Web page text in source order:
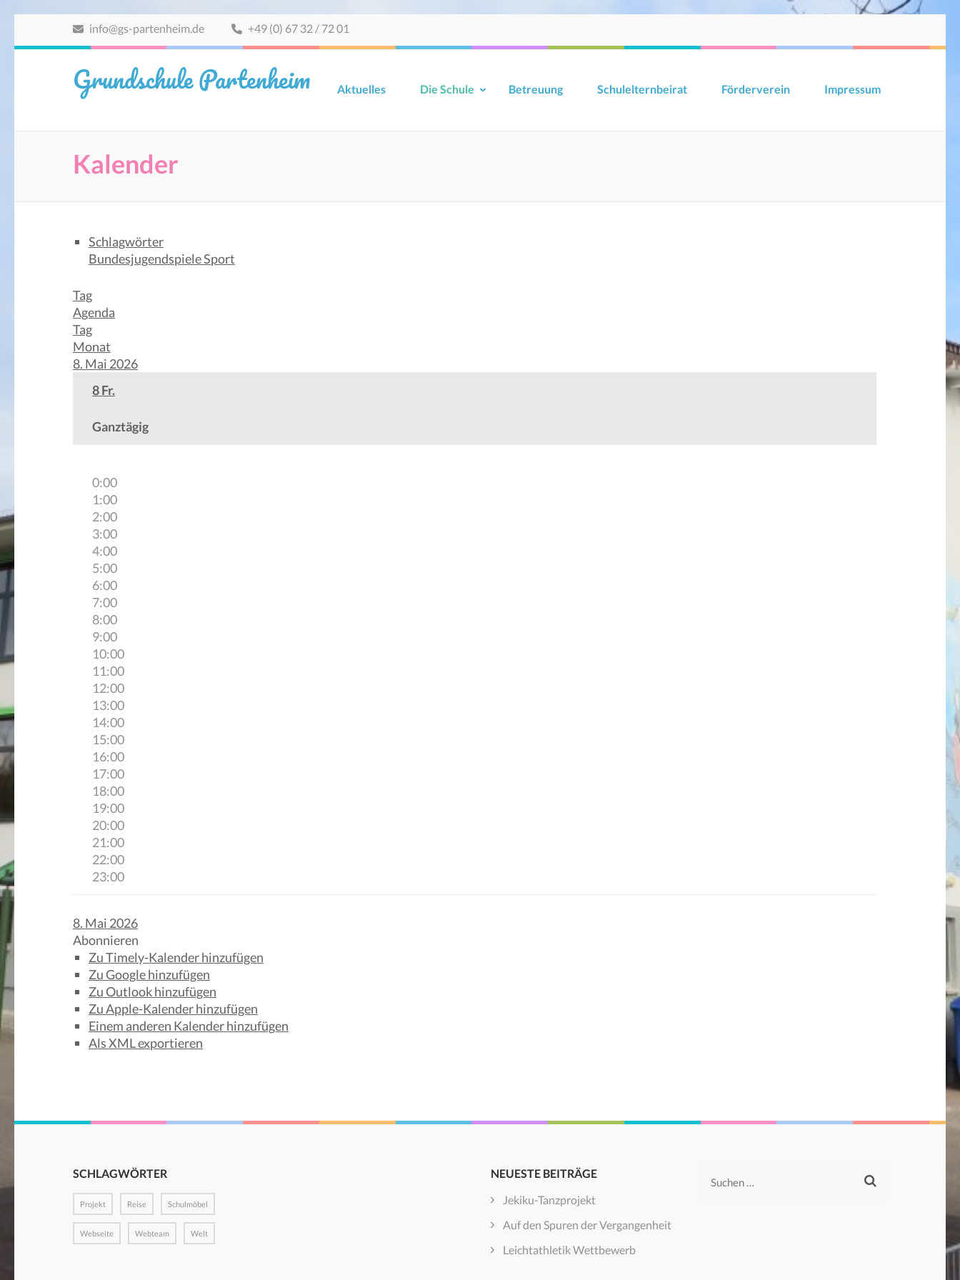
(Eingabetaste
info@gs-partenheim.de +49 (0) 67 32 / 72 01
Grundschule Partenheim Aktuelles Die Schule Betreuung Schulelternbeirat Förderverein Impressum
Kalender
Schlagwörter
BundesjugendspieleSport
Tag
Agenda
Tag
Monat
8. Mai 2026
8Fr.
Ganztägig
0:00
1:00
2:00
3:00
4:00
5:00
6:00
7:00
8:00
9:00
10:00
11:00
12:00
13:00
14:00
15:00
16:00
17:00
18:00
19:00
20:00
21:00
22:00
23:00
8. Mai 2026
Abonnieren
Zu Timely-Kalender hinzufügen
Zu Google hinzufügen
Zu Outlook hinzufügen
Zu Apple-Kalender hinzufügen
Einem anderen Kalender hinzufügen
Als XML exportieren
SCHLAGWÖRTER
Projekt Reise Schulmöbel
Webseite Webteam Welt
NEUESTE BEITRÄGE
Jekiku-Tanzprojekt
Auf den Spuren der Vergangenheit
Leichtathletik Wettbewerb
Suchen